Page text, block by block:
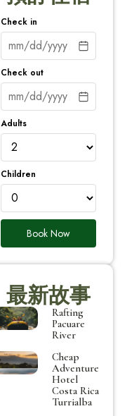
Check in
Check out
Adults
Children
Book Now
最新故事
Rafting
Pacuare
River
Cheap
Adventure
Hotel
Costa Rica
Turrialba